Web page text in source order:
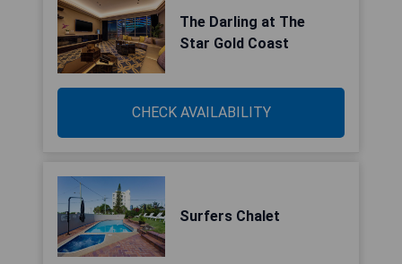
The Darling at The
Star Gold Coast
CHECK AVAILABILITY
Surfers Chalet